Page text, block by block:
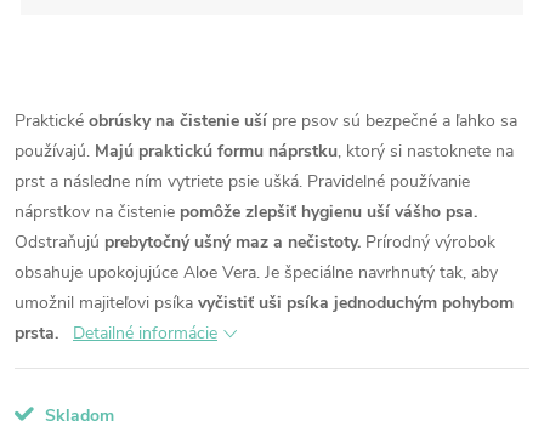
Praktické obrúsky na čistenie uší pre psov sú bezpečné a ľahko sa
používajú. Majú praktickú formu náprstku, ktorý si nastoknete na
prst a následne ním vytriete psie ušká. Pravidelné používanie
náprstkov na čistenie pomôže zlepšiť hygienu uší vášho psa.
Odstraňujú prebytočný ušný maz a nečistoty. Prírodný výrobok
obsahuje upokojujúce Aloe Vera. Je špeciálne navrhnutý tak, aby
umožnil majiteľovi psíka vyčistiť uši psíka jednoduchým pohybom
prsta.
Detailné informácie
Skladom